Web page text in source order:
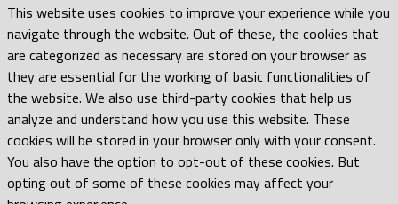
This website uses cookies to improve your experience while you
navigate through the website. Out of these, the cookies that
are categorized as necessary are stored on your browser as
they are essential for the working of basic functionalities of
the website. We also use third-party cookies that help us
analyze and understand how you use this website. These
cookies will be stored in your browser only with your consent.
You also have the option to opt-out of these cookies. But
opting out of some of these cookies may affect your